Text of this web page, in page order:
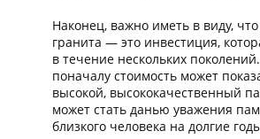
Наконец, важно иметь в виду,
гранита — это инвестиция,
в течение нескольких
поначалу стоимость может
высокой, высококачественный
может стать данью уважения
близкого человека на долгие